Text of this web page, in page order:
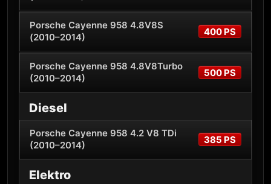
Porsche Cayenne 958 4.8V8S
(2010–2014)
400 PS
Porsche Cayenne 958 4.8V8Turbo
(2010–2014)
500 PS
Diesel
Porsche Cayenne 958 4.2 V8 TDi
(2010–2014)
385 PS
Elektro